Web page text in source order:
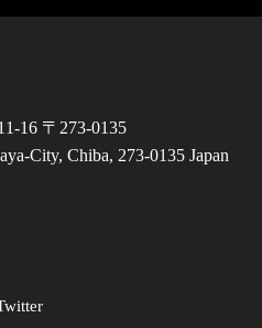
16 〒273-0135
City, Chiba, 273-0135 Japan